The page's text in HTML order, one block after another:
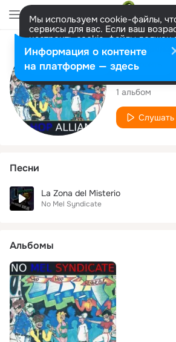
Мы используем cookie-файлы,
сервисы для вас. Если ваш
настроить cookie-файлы должен
представитель. Больше
Разрешить все Настроить
No Mel
1 альбом
Слушать
Песни
La Zona del Misterio
No Mel Syndicate
Альбомы
Информация о контенте
на платформе — здесь